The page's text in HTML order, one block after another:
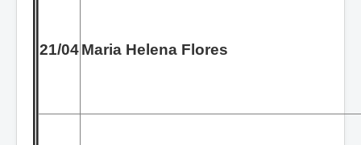
21/04Maria Helena Flores